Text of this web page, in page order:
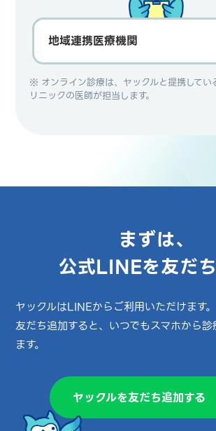
地域連携医療機関
※ オンライン診療は、ヤックルと提携してい
リニックの医師が担当します。
まずは、
公式LINEを友だ
ヤックルはLINEからご利用いただけます。
友だち追加すると、いつでもスマホから
ます。
ヤックルを友だち追加する